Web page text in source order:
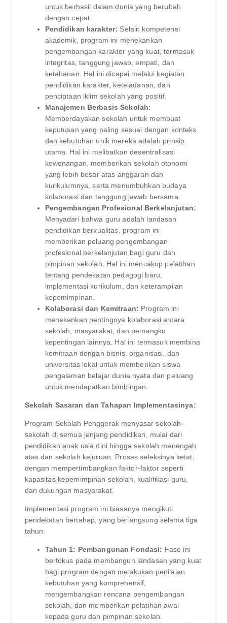
untuk berhasil dalam dunia yang berubah
dengan cepat.
Pendidikan karakter: Selain kompetensi
akademik, program ini menekankan
pengembangan karakter yang kuat, termasuk
integritas, tanggung jawab, empati, dan
ketahanan. Hal ini dicapai melalui kegiatan
pendidikan karakter, keteladanan, dan
penciptaan iklim sekolah yang positif.
Manajemen Berbasis Sekolah:
Memberdayakan sekolah untuk membuat
keputusan yang paling sesuai dengan konteks
dan kebutuhan unik mereka adalah prinsip
utama. Hal ini melibatkan desentralisasi
kewenangan, memberikan sekolah otonomi
yang lebih besar atas anggaran dan
kurikulumnya, serta menumbuhkan budaya
kolaborasi dan tanggung jawab bersama.
Pengembangan Profesional Berkelanjutan:
Menyadari bahwa guru adalah landasan
pendidikan berkualitas, program ini
memberikan peluang pengembangan
profesional berkelanjutan bagi guru dan
pimpinan sekolah. Hal ini mencakup pelatihan
tentang pendekatan pedagogi baru,
implementasi kurikulum, dan keterampilan
kepemimpinan.
Kolaborasi dan Kemitraan: Program ini
menekankan pentingnya kolaborasi antara
sekolah, masyarakat, dan pemangku
kepentingan lainnya. Hal ini termasuk membina
kemitraan dengan bisnis, organisasi, dan
universitas lokal untuk memberikan siswa
pengalaman belajar dunia nyata dan peluang
untuk mendapatkan bimbingan.
Sekolah Sasaran dan Tahapan Implementasinya:
Program Sekolah Penggerak menyasar sekolah-
sekolah di semua jenjang pendidikan, mulai dari
pendidikan anak usia dini hingga sekolah menengah
atas dan sekolah kejuruan. Proses seleksinya ketat,
dengan mempertimbangkan faktor-faktor seperti
kapasitas kepemimpinan sekolah, kualifikasi guru,
dan dukungan masyarakat.
Implementasi program ini biasanya mengikuti
pendekatan bertahap, yang berlangsung selama tiga
tahun:
Tahun 1: Pembangunan Fondasi: Fase ini
berfokus pada membangun landasan yang kuat
bagi program dengan melakukan penilaian
kebutuhan yang komprehensif,
mengembangkan rencana pengembangan
sekolah, dan memberikan pelatihan awal
kepada guru dan pimpinan sekolah.